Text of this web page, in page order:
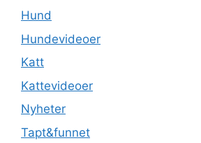
Hund
Hundevideoer
Katt
Kattevideoer
Nyheter
Tapt&funnet